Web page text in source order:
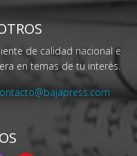
de calidad nacional e
en temas de tu interés.